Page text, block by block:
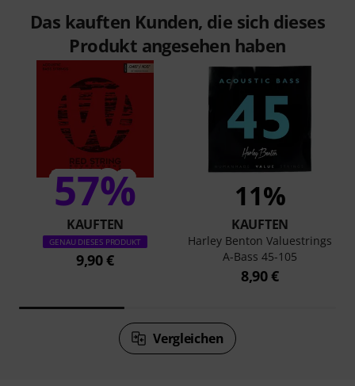
Das kauften Kunden, die sich dieses
Produkt angesehen haben
57%
KAUFTEN
GENAU DIESES PRODUKT
9,90 €
11%
KAUFTEN
Harley Benton Valuestrings
A-Bass 45-105
8,90 €
Vergleichen